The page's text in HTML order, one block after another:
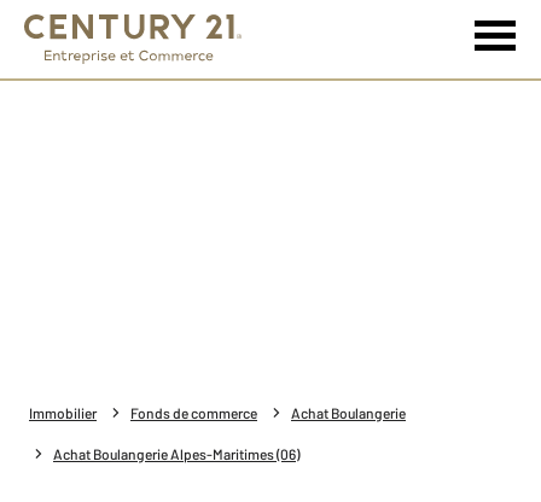
Immobilier Fonds de commerce Achat Boulangerie
Achat Boulangerie Alpes-Maritimes (06)